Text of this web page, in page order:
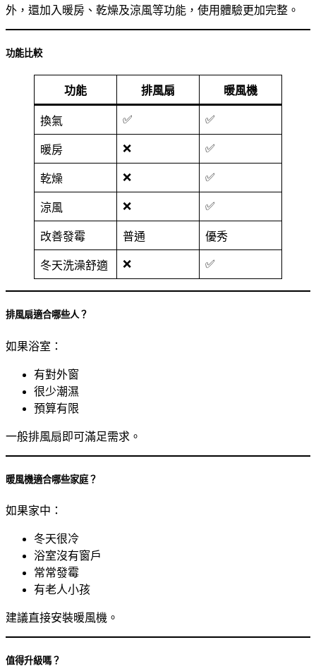
外，還加入暖房、乾燥及涼風等功能，使用體驗更加完整。
功能比較
功能 排風扇 暖風機
換氣 ✅ ✅
暖房 ❌ ✅
乾燥 ❌ ✅
涼風 ❌ ✅
改善發霉 普通 優秀
冬天洗澡舒適 ❌ ✅
排風扇適合哪些人？
如果浴室：
有對外窗
很少潮濕
預算有限
一般排風扇即可滿足需求。
暖風機適合哪些家庭？
如果家中：
冬天很冷
浴室沒有窗戶
常常發霉
有老人小孩
建議直接安裝暖風機。
值得升級嗎？